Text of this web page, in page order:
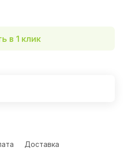
в 1 клик
Доставка